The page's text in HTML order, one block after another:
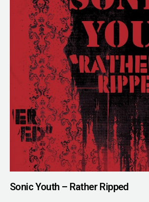
Sonic Youth – Rather Ripped